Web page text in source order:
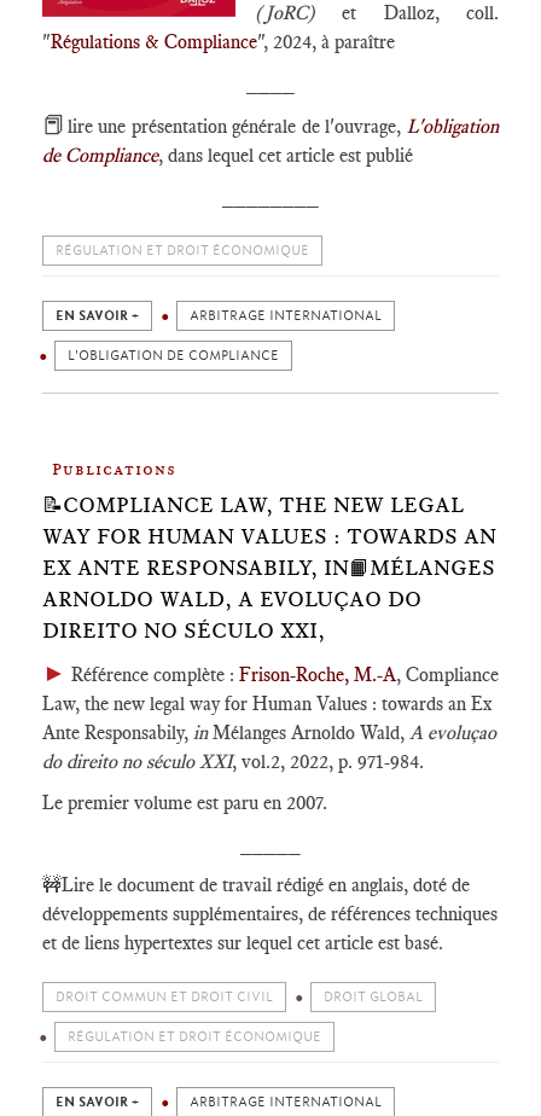
(JoRC) et Dalloz, coll.
"Régulations & Compliance", 2024, à paraître
📕 lire une présentation générale de l'ouvrage,L'obligation
de Compliance, dans lequel cet article est publié
RÉGULATION ET DROIT ÉCONOMIQUE
EN SAVOIR + ARBITRAGE INTERNATIONAL
L'OBLIGATION DE COMPLIANCE
Publications
📝COMPLIANCE LAW, THE NEW LEGAL
WAY FOR HUMAN VALUES : TOWARDS AN
EX ANTE RESPONSABILY, IN📙MÉLANGES
ARNOLDO WALD, A EVOLUÇAO DO
DIREITO NO SÉCULO XXI,
► Référence complète : Frison-Roche, M.-A, Compliance
Law, the new legal way for Human Values : towards an Ex
Ante Responsabily, inMélanges Arnoldo Wald, A evoluçao
do direito no século XXI, vol.2, 2022, p. 971-984.
Le premier volume est paru en 2007.
🚧Lire le document de travail rédigé en anglais, doté de
développements supplémentaires, de références techniques
et de liens hypertextes sur lequel cet article est basé.
DROIT COMMUN ET DROIT CIVIL DROIT GLOBAL
RÉGULATION ET DROIT ÉCONOMIQUE
EN SAVOIR + ARBITRAGE INTERNATIONAL